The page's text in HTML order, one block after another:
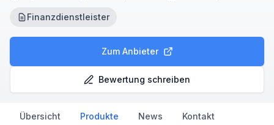
Finanzdienstleister
Zum Anbieter
Bewertung schreiben
Übersicht Produkte News Kontakt